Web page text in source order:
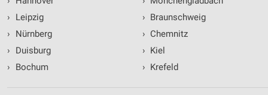
›
Leipzig
›
Nürnberg
›
Duisburg
›
Bochum
› Braunschweig
› Chemnitz
› Kiel
› Krefeld